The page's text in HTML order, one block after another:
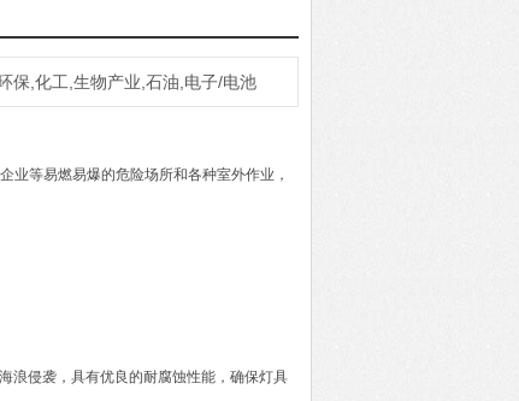
保,化工,生物产业,石油,电子/电池
业等易燃易爆的危险场所和各种室外作业，
浪侵袭，具有优良的耐腐蚀性能，确保灯具